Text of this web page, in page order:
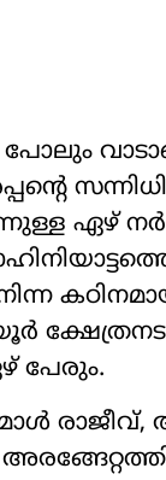
ഏഴ്
പേരും.
രാജീവ്‌,